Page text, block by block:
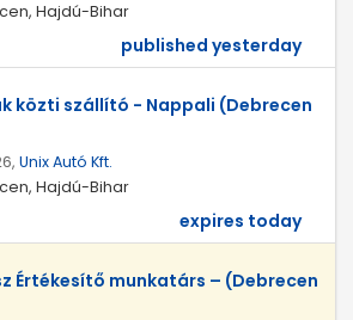
Hajdú-Bihar
published yesterday
közti szállító - Nappali (Debrecen
Unix Autó Kft.
Hajdú-Bihar
expires today
Értékesítő munkatárs – (Debrecen